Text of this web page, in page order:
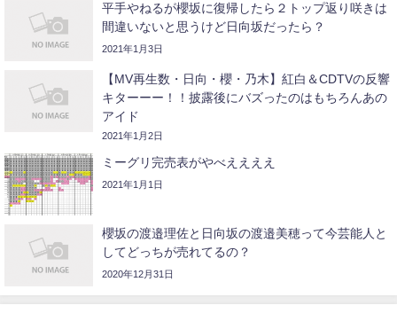
平手やねるが櫻坂に復帰したら２トップ返り咲きは
間違いないと思うけど日向坂だったら？
2021年1月3日
【MV再生数・日向・櫻・乃木】紅白＆CDTVの反響
キターーー！！披露後にバズったのはもちろんあの
アイド
2021年1月2日
ミーグリ完売表がやべええええ
2021年1月1日
櫻坂の渡邉理佐と日向坂の渡邉美穂って今芸能人と
してどっちが売れてるの？
2020年12月31日